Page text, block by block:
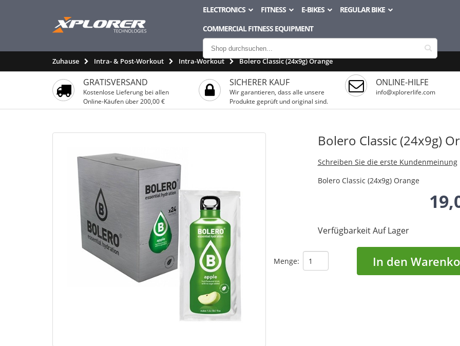
ELECTRONICS FITNESS E-BIKES
REGULAR BIKE
COMMERCIAL FITNESS EQUIPMENT
Zuhause Intra- & Post-Workout Intra-Workout Bolero Classic (24x9g) Orange
GRATISVERSAND
Kostenlose Lieferung bei allen
Online-Käufen über 200,00 €
SICHERER KAUF
Wir garantieren, dass alle unsere
Produkte geprüft und original sind.
ONLINE-HILFE
info@xplorerlife.com
Bolero Classic (24x9g)
Schreiben Sie die erste Kundenmeinung
Bolero Classic (24x9g) Orange
Verfügbarkeit Auf Lager
Menge: In den